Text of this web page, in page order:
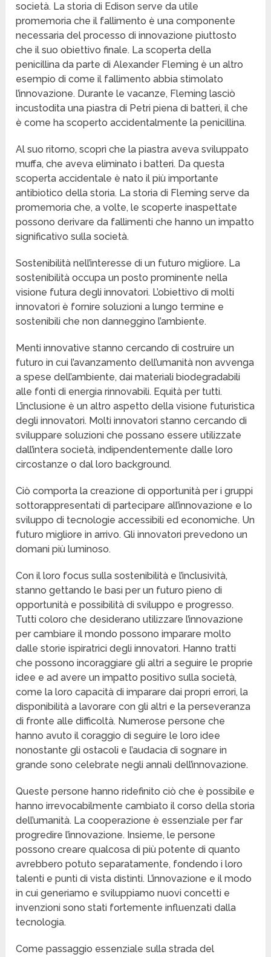
società. La storia di Edison serve da utile
promemoria che il fallimento è una componente
necessaria del processo di innovazione piuttosto
che il suo obiettivo finale. La scoperta della
penicillina da parte di Alexander Fleming è un altro
esempio di come il fallimento abbia stimolato
l’innovazione. Durante le vacanze, Fleming lasciò
incustodita una piastra di Petri piena di batteri, il che
è come ha scoperto accidentalmente la penicillina.
Al suo ritorno, scoprì che la piastra aveva sviluppato
muffa, che aveva eliminato i batteri. Da questa
scoperta accidentale è nato il più importante
antibiotico della storia. La storia di Fleming serve da
promemoria che, a volte, le scoperte inaspettate
possono derivare da fallimenti che hanno un impatto
significativo sulla società.
Sostenibilità nell’interesse di un futuro migliore. La
sostenibilità occupa un posto prominente nella
visione futura degli innovatori. L’obiettivo di molti
innovatori è fornire soluzioni a lungo termine e
sostenibili che non danneggino l’ambiente.
Menti innovative stanno cercando di costruire un
futuro in cui l’avanzamento dell’umanità non avvenga
a spese dell’ambiente, dai materiali biodegradabili
alle fonti di energia rinnovabili. Equità per tutti.
L’inclusione è un altro aspetto della visione futuristica
degli innovatori. Molti innovatori stanno cercando di
sviluppare soluzioni che possano essere utilizzate
dall’intera società, indipendentemente dalle loro
circostanze o dal loro background.
Ciò comporta la creazione di opportunità per i gruppi
sottorappresentati di partecipare all’innovazione e lo
sviluppo di tecnologie accessibili ed economiche. Un
futuro migliore in arrivo. Gli innovatori prevedono un
domani più luminoso.
Con il loro focus sulla sostenibilità e l’inclusività,
stanno gettando le basi per un futuro pieno di
opportunità e possibilità di sviluppo e progresso.
Tutti coloro che desiderano utilizzare l’innovazione
per cambiare il mondo possono imparare molto
dalle storie ispiratrici degli innovatori. Hanno tratti
che possono incoraggiare gli altri a seguire le proprie
idee e ad avere un impatto positivo sulla società,
come la loro capacità di imparare dai propri errori, la
disponibilità a lavorare con gli altri e la perseveranza
di fronte alle difficoltà. Numerose persone che
hanno avuto il coraggio di seguire le loro idee
nonostante gli ostacoli e l’audacia di sognare in
grande sono celebrate negli annali dell’innovazione.
Queste persone hanno ridefinito ciò che è possibile e
hanno irrevocabilmente cambiato il corso della storia
dell’umanità. La cooperazione è essenziale per far
progredire l’innovazione. Insieme, le persone
possono creare qualcosa di più potente di quanto
avrebbero potuto separatamente, fondendo i loro
talenti e punti di vista distinti. L’innovazione e il modo
in cui generiamo e sviluppiamo nuovi concetti e
invenzioni sono stati fortemente influenzati dalla
tecnologia.
Come passaggio essenziale sulla strada del